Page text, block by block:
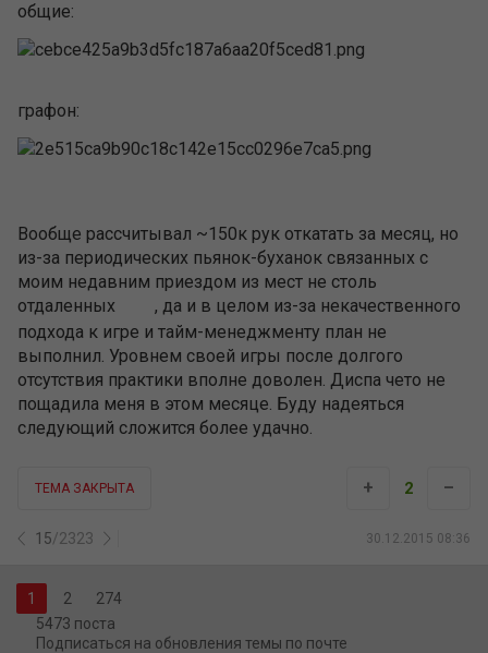
общие:
графон:
Вообще рассчитывал ~150к рук откатать за месяц, но
из-за периодических пьянок-буханок связанных с
моим недавним приездом из мест не столь
отдаленных
, да и в целом из-за некачественного
подхода к игре и тайм-менеджменту план не
выполнил. Уровнем своей игры после долгого
отсутствия практики вполне доволен. Диспа чето не
пощадила меня в этом месяце. Буду надеяться
следующий сложится более удачно.
ТЕМА ЗАКРЫТА
15/2323 30.12.2015 08:36
+ 2 –
2
274
5473 поста
Подписаться на обновления темы по почте